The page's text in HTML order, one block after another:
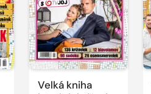
Velká kniha